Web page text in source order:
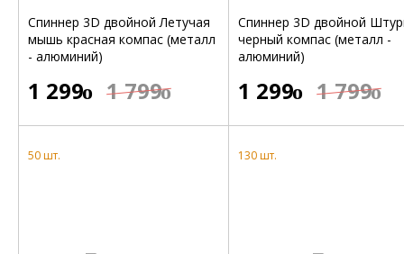
Спиннер 3D двойной Летучая
мышь красная компас (металл
- алюминий)
1 299
o 1 799o
Спиннер 3D двойной
черный компас (металл -
алюминий)
1 299
o 1 799o
50 шт. 130 шт.